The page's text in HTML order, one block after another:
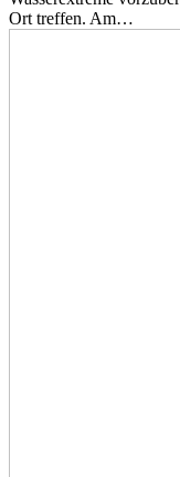
Ort treffen. Am…